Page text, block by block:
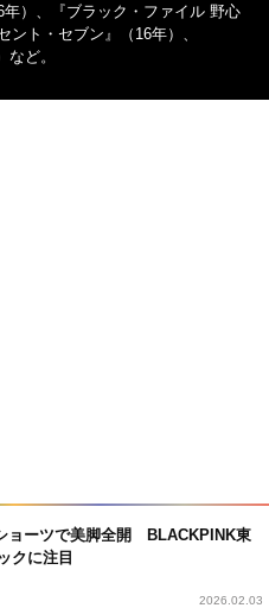
）、『ブラック・ファイル 野心
ト・セブン』（16年）、
など。
ョーツで美脚全開 BLACKPINK東
クに注目
2026.02.03